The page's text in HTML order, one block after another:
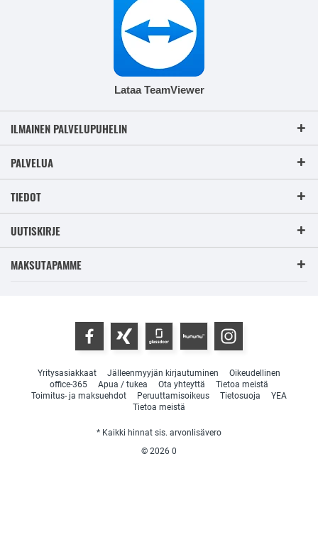
Lataa TeamViewer
ILMAINEN PALVELUPUHELIN
PALVELUA
TIEDOT
UUTISKIRJE
MAKSUTAPAMME
Yritysasiakkaat Jälleenmyyjän kirjautuminen
Oikeudellinen
office-365
Apua / tukea Ota yhteyttä
Tietoa meistä
Toimitus- ja maksuehdot
Peruuttamisoikeus Tietosuoja
YEA
Tietoa meistä
* Kaikki hinnat sis. arvonlisävero
© 2026 0